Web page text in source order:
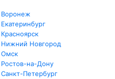
Воронеж
Екатеринбург
Красноярск
Нижний Новгород
Омск
Ростов-на-Дону
Санкт-Петербург